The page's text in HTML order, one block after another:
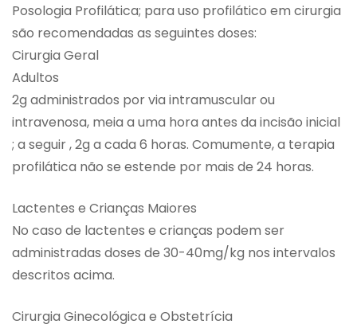
Posologia Profilática; para uso profilático em cirurgia
são recomendadas as seguintes doses:
Cirurgia Geral
Adultos
2g administrados por via intramuscular ou
intravenosa, meia a uma hora antes da incisão inicial
; a seguir , 2g a cada 6 horas. Comumente, a terapia
profilática não se estende por mais de 24 horas.
Lactentes e Crianças Maiores
No caso de lactentes e crianças podem ser
administradas doses de 30-40mg/kg nos intervalos
descritos acima.
Cirurgia Ginecológica e Obstetrícia